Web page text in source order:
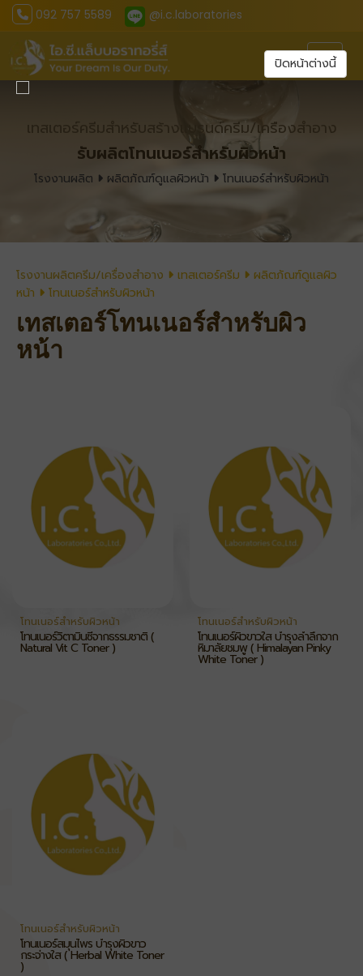
092 757 5589 @i.c.laboratories
เทสเตอร์ครีมสำหรับสร้างแบรนด์ครีม/เครืองสำอาง
รับผลิตโทนเนอร์สำหรับผิวหน้า
โรงงานผลิต ผลิตภัณฑ์ดูแลผิวหน้า โทนเนอร์สำหรับผิวหน้า
โรงงานผลิตครีม/เครื่องสำอาง เทสเตอร์ครีม
ผลิตภัณฑ์ดูแลผิว
หน้า
โทนเนอร์สำหรับผิวหน้า
เทสเตอร์โทนเนอร์สำหรับผิว
หน้า
โทนเนอร์สำหรับผิวหน้า
โทนเนอร์วิตามินซีจากธรรมชาติ (
Natural Vit C Toner )
โทนเนอร์สำหรับผิวหน้า
โทนเนอร์ผิวขาวใส บำรุงล้ำลึกจาก
หิมาลัยชมพู ( Himalayan Pinky
White Toner )
โทนเนอร์สำหรับผิวหน้า
โทนเนอร์สมุนไพร บำรุงผิวขาว
กระจ่างใส ( Herbal White Toner
)
ปิดหน้าต่างนี้